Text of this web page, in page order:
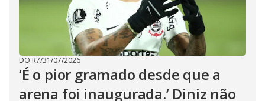
DO R7/31/07/2026
‘É o pior gramado desde que a
arena foi inaugurada.’ Diniz não